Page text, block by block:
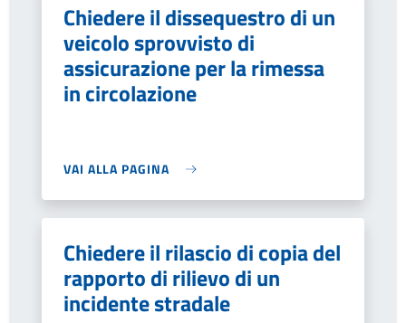
Chiedere il dissequestro di un
veicolo sprovvisto di
assicurazione per la rimessa
in circolazione
VAI ALLA PAGINA
Chiedere il rilascio di copia del
rapporto di rilievo di un
incidente stradale